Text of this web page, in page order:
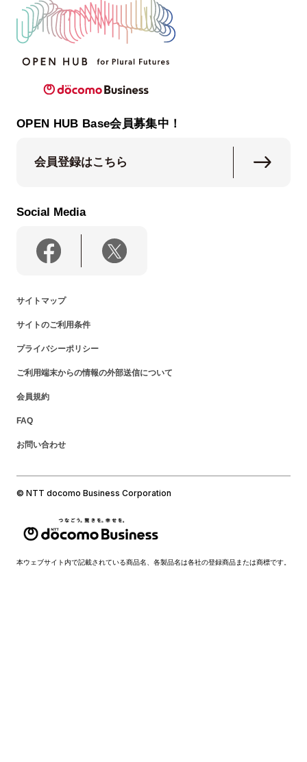
OPEN HUB Base会員募集中！
会員登録はこちら
Social Media
サイトマップ
サイトのご利用条件
プライバシーポリシー
ご利用端末からの情報の外部送信について
会員規約
FAQ
お問い合わせ
© NTT docomo Business Corporation
本ウェブサイト内で記載されている商品名、各製品名は各社の登録商品または商標です。